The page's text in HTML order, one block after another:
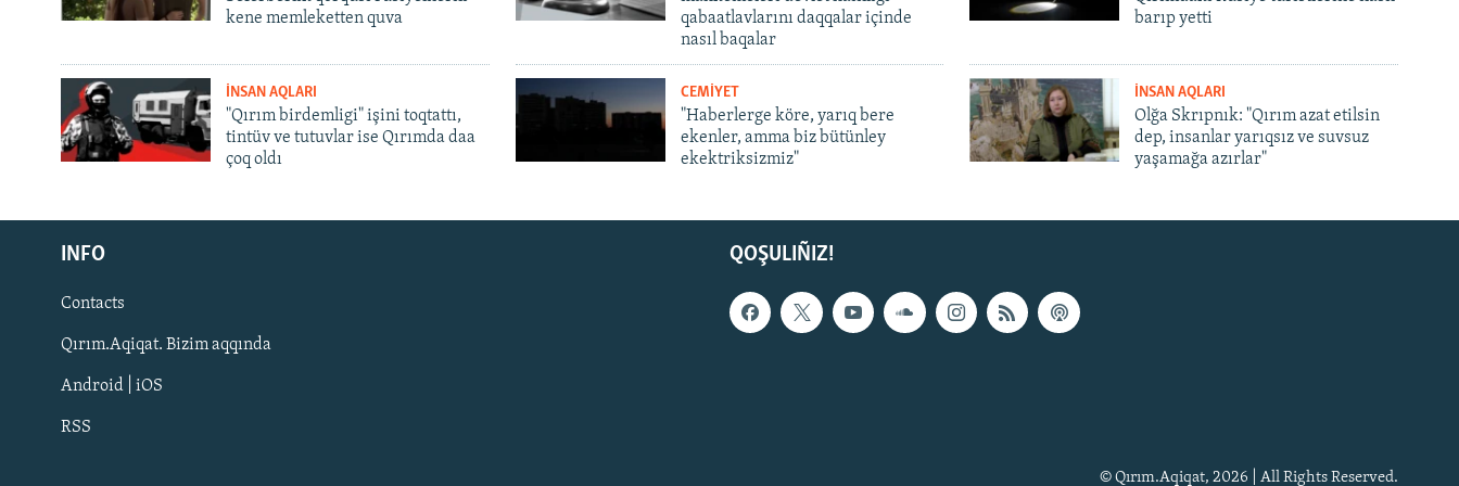
Русский
Українською
QOŞULIÑIZ!
kene memleketten quva
qabaatlavlarını daqqalar içinde
nasıl baqalar
barıp yetti
İNSAN AQLARI
"Qırım birdemligi" işini toqtattı,
tintüv ve tutuvlar ise Qırımda daa
çoq oldı
CEMİYET
"Haberlerge köre, yarıq bere
ekenler, amma biz bütünley
ekektriksizmiz"
İNSAN AQLARI
Olğa Skrıpnık: "Qırım azat etilsin
dep, insanlar yarıqsız ve suvsuz
yaşamağa azırlar"
QOŞULIÑIZ!
INFO
Contacts
Qırım.Aqiqat. Bizim aqqında
Android | iOS
RSS
© Qırım.Aqiqat, 2026 | All Rights Reserved.